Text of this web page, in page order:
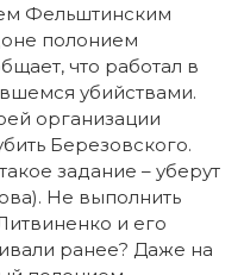
Фельштинским
полонием
что работал в
убийствами.
организации
Березовского.
задание – уберут
Не выполнить
и его
ранее? Даже на